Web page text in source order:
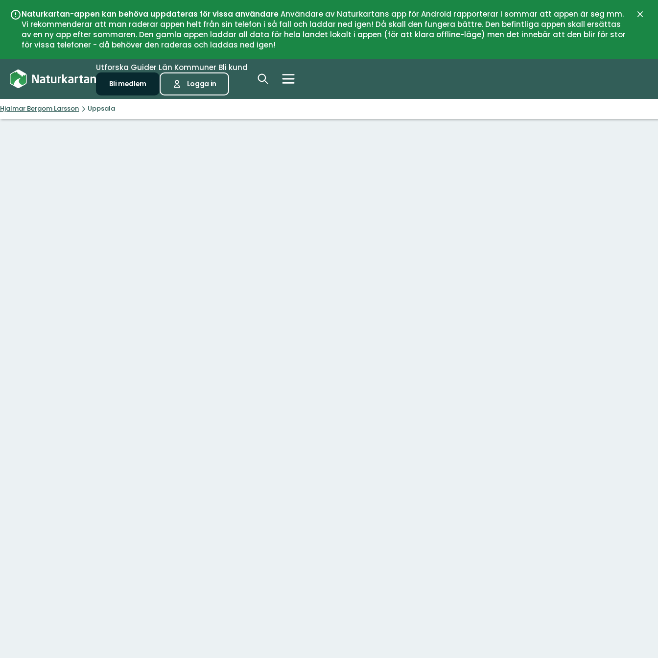
Naturkartan-appen kan behöva uppdateras för vissa användareAnvändare av Naturkartans app för Android rapporterar i sommar att appen är seg mm.
Vi rekommenderar att man raderar appen helt från sin telefon i så fall och laddar ned igen! Då skall den fungera bättre. Den befintliga appen skall ersättas
av en ny app efter sommaren. Den gamla appen laddar all data för hela landet lokalt i appen (för att klara offline-läge) men det innebär att den blir för stor
för vissa telefoner - då behöver den raderas och laddas ned igen!
Utforska Guider Län Kommuner Bli kund
Bli medlem Logga in
Hjalmar Bergom Larsson Uppsala